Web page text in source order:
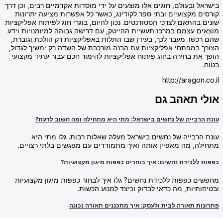
בישראל ובעולם, חוגים אלו מוצעים על ידי מוסדות אקדמיים רבים, וכן דרך
קורסים מקצועיים ובתי ספר לקודינג, כאשר כל אפשרות מציעה יתרונות
שונים בהתאם לצרכי הסטודנטים. נכון להיום, בוגרי חוג לפיתוח אפליקציות
מוצאים עצמם במרכז תעשיית ההייטק, עם דרישה גבוהה למיומנויות וידע
שהם רכשו. מעבר לכך, בעידן שבו התלות באפליקציות רק הולכת וגוברת,
הצורך במפתחי אפליקציות עם הבנה מורכבת של השדה רק ימשיך לגדול,
הופך את בחירה בחוג פיתוח אפליקציות להימור חכם עבור עתיד מקצועי
בטוח.
http://aragon.co.il
אולי תאהב גם
עונת הרבייה של נחשים בישראל: מתי היא מתחילה ומה חשוב לדעת?
עונת הרבייה של נחשים בישראל מעלה שאלות רבות. גלו מתי היא
מתחילה, מה מאפיין אותה ואיך מתמודדים עם מפגשים בלתי רצויים.
כפפות ללכידת נחשים: איך בוחרים כפפות מיגון מקצועיות?
מחפשים כפפות ללכידת נחשים? גלו איך לבחור כפפות מיגון מקצועיות
ובטיחותיות, מה כדאי לבדוק וכיצד למנוע הכשות.
פתרונות תאורה לבית ולעסק: איך מתכננים תאורה נכונה